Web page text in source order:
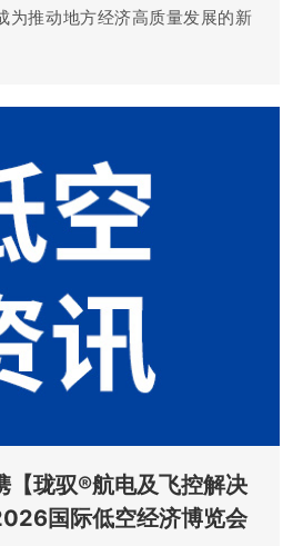
为推动地方经济高质量发展的新
【珑驭®航电及飞控解决
国际低空经济博览会